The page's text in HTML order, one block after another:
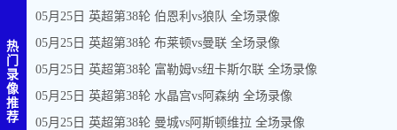
热
门
录
像
推
荐
05月25日 英超第38轮 伯恩利vs狼队 全场录像
05月25日 英超第38轮 布莱顿vs曼联 全场录像
05月25日 英超第38轮 富勒姆vs纽卡斯尔联 全场录像
05月25日 英超第38轮 水晶宫vs阿森纳 全场录像
05月25日 英超第38轮 曼城vs阿斯顿维拉 全场录像